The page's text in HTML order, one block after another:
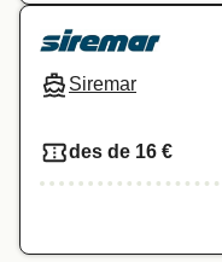
Siremar
des de 16 €